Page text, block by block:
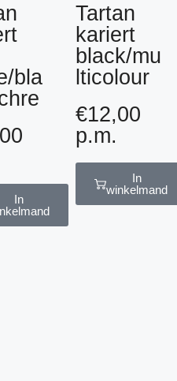
bla
In
Tartan
kariert
black/mu
lticolour
€12,00
p.m.
In
winkelmand